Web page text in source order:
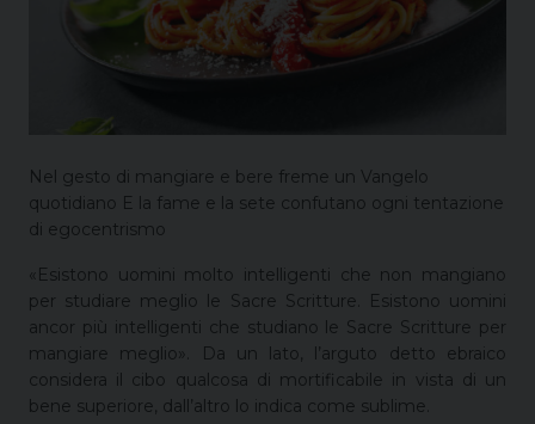
Nel gesto di mangiare e bere freme un Vangelo
quotidiano E la fame e la sete confutano ogni tentazione
di egocentrismo
«Esistono uomini molto intelligenti che non mangiano
per studiare meglio le Sacre Scritture. Esistono uomini
ancor più intelligenti che studiano le Sacre Scritture per
mangiare meglio». Da un lato, l’arguto detto ebraico
considera il cibo qualcosa di mortificabile in vista di un
bene superiore, dall’altro lo indica come sublime.